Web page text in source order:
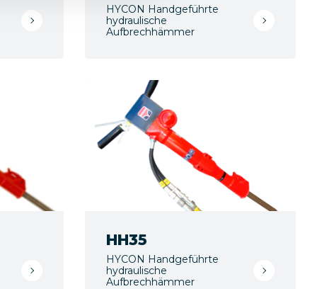
HYCON Handgeführte
hydraulische
Aufbrechhämmer
HH35
HYCON Handgeführte
hydraulische
Aufbrechhämmer